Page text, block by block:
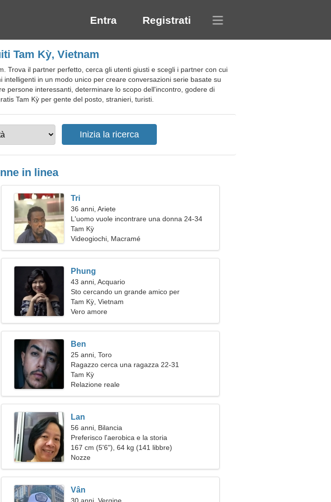
Entra Registrati
Tam Kỳ, Vietnam
Trova il partner perfetto, cerca gli utenti giusti e scegli i partner con cui
in un modo unico per creare conversazioni serie basate su
persone interessanti, determinare lo scopo dell'incontro, godere di
Tam Kỳ per gente del posto, stranieri, turisti.
in linea
Tri
36 anni, Ariete
L'uomo vuole incontrare una donna 24-34
Tam Kỳ
Videogiochi, Macramé
Phung
43 anni, Acquario
Sto cercando un grande amico per
un'escursione
Tam Kỳ, Vietnam
Vero amore
Ben
25 anni, Toro
Ragazzo cerca una ragazza 22-31
Tam Kỳ
Relazione reale
Lan
56 anni, Bilancia
Preferisco l'aerobica e la storia
167 cm (5'6"), 64 kg (141 libbre)
Nozze
Vân